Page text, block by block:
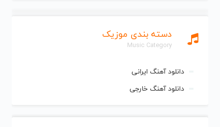
دسته بندی موزیک
Music Category
دانلود آهنگ ایرانی
دانلود آهنگ خارجی